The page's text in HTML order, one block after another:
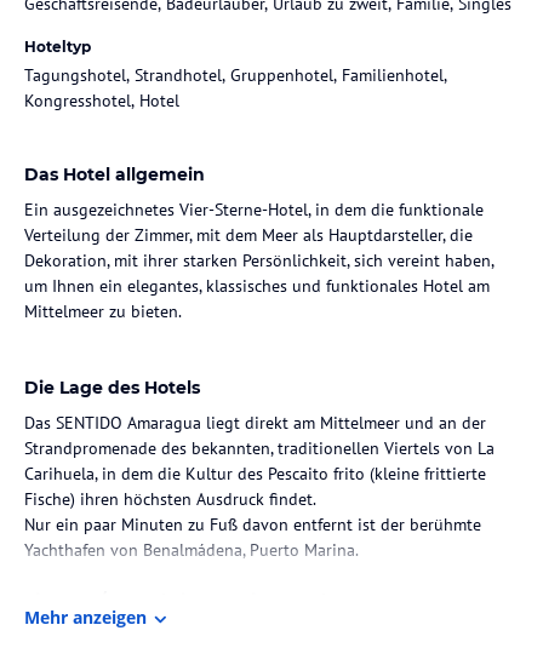
Hoteltyp
Tagungshotel, Strandhotel, Gruppenhotel, Familienhotel,
Kongresshotel, Hotel
Das Hotel allgemein
Ein ausgezeichnetes Vier-Sterne-Hotel, in dem die funktionale
Verteilung der Zimmer, mit dem Meer als Hauptdarsteller, die
Dekoration, mit ihrer starken Persönlichkeit, sich vereint haben,
um Ihnen ein elegantes, klassisches und funktionales Hotel am
Mittelmeer zu bieten.
Die Lage des Hotels
Das SENTIDO Amaragua liegt direkt am Mittelmeer und an der
Strandpromenade des bekannten, traditionellen Viertels von La
Carihuela, in dem die Kultur des Pescaito frito (kleine frittierte
Fische) ihren höchsten Ausdruck findet.
Nur ein paar Minuten zu Fuß davon entfernt ist der berühmte
Yachthafen von Benalmádena, Puerto Marina.
Mehr anzeigen